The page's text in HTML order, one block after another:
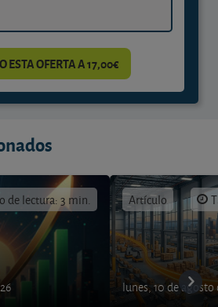
ESTA OFERTA A 17,00€
de lectura: 3 min. Artículo
lunes, 10 de agosto